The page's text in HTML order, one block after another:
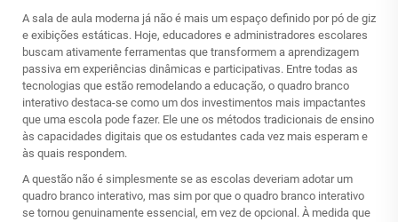
A sala de aula moderna já não é mais um espaço definido por pó de giz
e exibições estáticas. Hoje, educadores e administradores escolares
buscam ativamente ferramentas que transformem a aprendizagem
passiva em experiências dinâmicas e participativas. Entre todas as
tecnologias que estão remodelando a educação, o quadro branco
interativo destaca-se como um dos investimentos mais impactantes
que uma escola pode fazer. Ele une os métodos tradicionais de ensino
às capacidades digitais que os estudantes cada vez mais esperam e
às quais respondem.
A questão não é simplesmente se as escolas deveriam adotar um
quadro branco interativo, mas sim por que o quadro branco interativo
se tornou genuinamente essencial, em vez de opcional. À medida que